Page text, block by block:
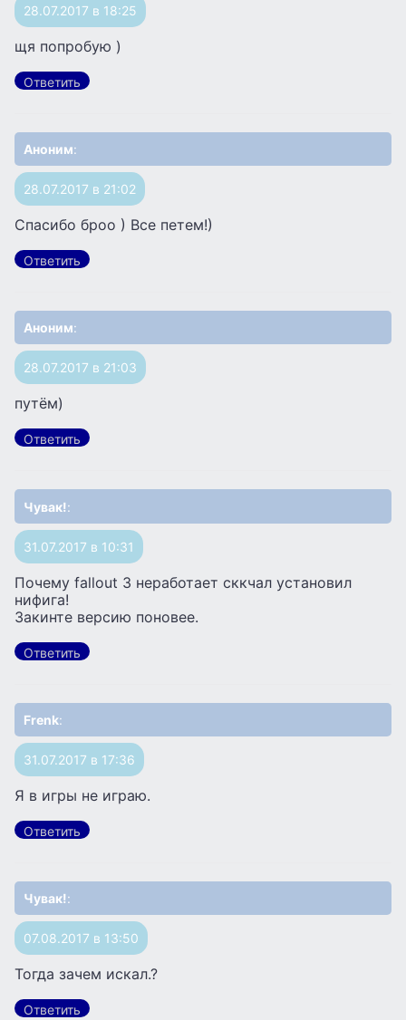
28.07.2017 в 18:25
щя попробую )
Ответить
Аноним:
28.07.2017 в 21:02
Спасибо броо ) Все петем!)
Ответить
Аноним:
28.07.2017 в 21:03
путём)
Ответить
Чувак!:
31.07.2017 в 10:31
Почему fallout 3 неработает сккчал установил
нифига!
Закинте версию поновее.
Ответить
Frenk:
31.07.2017 в 17:36
Я в игры не играю.
Ответить
Чувак!:
07.08.2017 в 13:50
Тогда зачем искал.?
Ответить